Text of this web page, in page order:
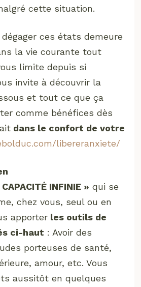
cette situation.
dégager ces états demeure
la vie courante tout
limite depuis si
invite à découvrir la
et tout ce que ça
comme bénéfices dès
dans le confort de votre
libereranxiete/
CAPACITÉ INFINIE » qui se
chez vous, seul ou en
apporter les outils de
ci-haut : Avoir des
porteuses de santé,
amour, etc. Vous
aussitôt en quelques